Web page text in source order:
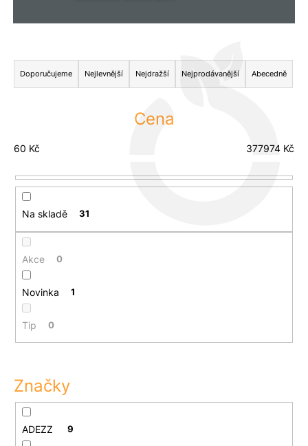
Ř
a
z
í
r
o
d
u
ů
Doporučujeme Nejlevnější Nejdražší Nejprodávanější Abecedně
Cena
60 Kč 377974 Kč
Na skladě 31
Akce 0
Novinka 1
Tip 0
Značky
ADEZZ 9
o
u
č
u
e